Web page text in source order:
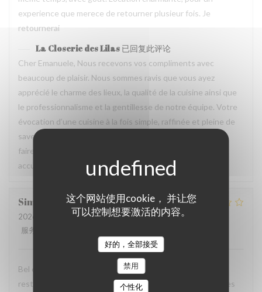
这个网站使用cookie， 并让您
可以控制想要激活的内容。
好的，全部接受
禁用
个性化
experience que merece de retourner plusieur fois. Je
retournerai
La Closerie des Lilas 已回复此评论
Cher Emanuele, Nous recevons vos compliments avec
beaucoup de plaisir. Nous sommes ravis que vous ayez
apprécié le charme des lieux, la qualité de la cuisine ainsi que
le professionnalisme et la gentillesse de notre équipe. Votre
évocation d’une cuisine à la fois simple, raffinée et pleine de
saveurs reflète parfaitement l’esprit que nous souhaitons
faire vivre à nos hôtes. Nous aurons grand plaisir à vous
accueillir de nouveau à La Closerie des Lilas ✨
Simon
2026-08-04
- 19:00 - 来宾 5
服务
Bel endroit et excellente nourriture Mais dommage que le
restaurant Bel n’offre aucune flexibilité sur le menu pour les